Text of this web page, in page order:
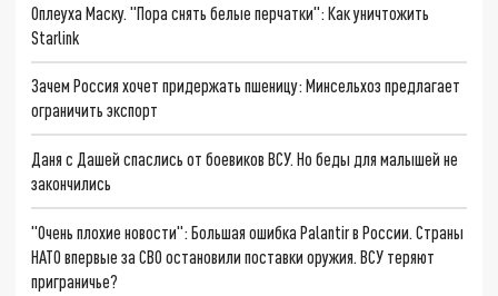
Оплеуха Маску. "Пора снять белые перчатки": Как уничтожить
Starlink
Зачем Россия хочет придержать пшеницу: Минсельхоз предлагает
ограничить экспорт
Даня с Дашей спаслись от боевиков ВСУ. Но беды для малышей не
закончились
"Очень плохие новости": Большая ошибка Palantir в России. Страны
НАТО впервые за СВО остановили поставки оружия. ВСУ теряют
приграничье?